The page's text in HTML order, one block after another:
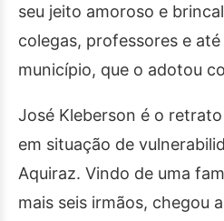
seu jeito amoroso e
colegas, professores e
município, que o adotou
José Kleberson é o
em situação de
Aquiraz. Vindo de uma
mais seis irmãos, chegou